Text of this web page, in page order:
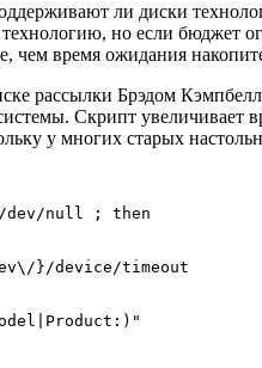
ли диски
но если бюджет
чем время ожидания
рассылки Брэдом
Скрипт увеличивает
у многих старых
/dev/null ; then
}/device/timeout